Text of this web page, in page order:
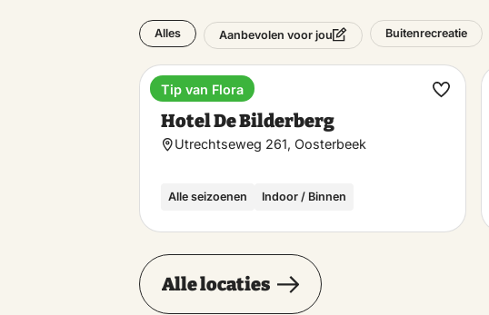
Alles Aanbevolen voor jou Buitenrecreatie
Hotel
Hotel De Bilderberg
Utrechtseweg 261, Oosterbeek
Alle seizoenen Indoor / Binnen
Tip van Flora
Maak
Alle locaties